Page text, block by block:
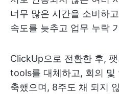
너무 많은 시간을 소비하
속도를 늦추고 업무 누락
ClickUp으로 전환한 후,
tools를 대체하고, 회의 및
축했으며, 8주도 채 되지